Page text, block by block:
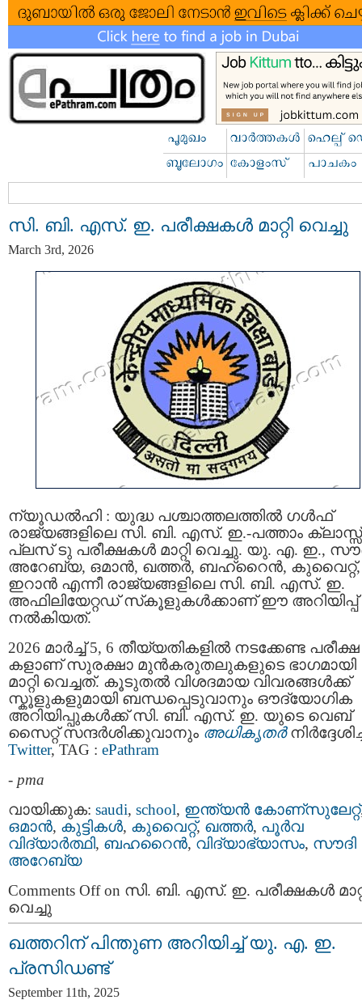
സി. ബി. എസ്. ഇ. പരീക്ഷകൾ മാറ്റി വെച്ചു
March 3rd, 2026
ന്യൂഡൽഹി : യുദ്ധ പശ്ചാത്തലത്തിൽ ഗള്‍ഫ്
രാജ്യങ്ങളിലെ സി. ബി. എസ്. ഇ.-പത്താം
പ്ലസ് ടു പരീക്ഷകൾ മാറ്റി വെച്ചു. യു. എ. ഇ.,
അറേബ്യ, ഒമാൻ, ഖത്തർ, ബഹ്‌റൈൻ, കുവൈറ്റ്,
ഇറാൻ എന്നീ രാജ്യങ്ങളിലെ സി. ബി. എസ്. ഇ.
അഫിലിയേറ്റഡ് സ്‌കൂളുകൾക്കാണ് ഈ അറിയിപ്പ്
നൽകിയത്.
2026 മാർച്ച് 5, 6 തീയ്യതികളിൽ നടക്കേണ്ട പരീക്ഷ
കളാണ് സുരക്ഷാ മുൻകരുതലുകളുടെ ഭാഗമായി
മാറ്റി വെച്ചത്. കൂടുതൽ വിശദമായ വിവരങ്ങൾക്ക്
സ്കൂളുകളുമായി ബന്ധപ്പെടുവാനും ഔദ്യോഗിക
അറിയിപ്പുകൾക്ക് സി. ബി. എസ്. ഇ. യുടെ വെബ്
സൈറ്റ് സന്ദർശിക്കുവാനും അധികൃതർ
Twitter, TAG : ePathram
- pma
വായിക്കുക: saudi, school, ഇന്ത്യന്‍ കോണ്സുലേറ്റ്
ഒമാന്‍, കുട്ടികള്‍, കുവൈറ്റ്‌, ഖത്തര്‍, പൂര്‍വ
വിദ്യാര്‍ത്ഥി, ബഹറൈന്‍,വിദ്യാഭ്യാസം, സൗദി
അറേബ്യ
Comments Offon സി. ബി. എസ്. ഇ. പരീക്ഷകൾ
വെച്ചു
ഖത്തറിന് പിന്തുണ അറിയിച്ച് യു. എ. ഇ.
പ്രസിഡണ്ട്
September 11th, 2025